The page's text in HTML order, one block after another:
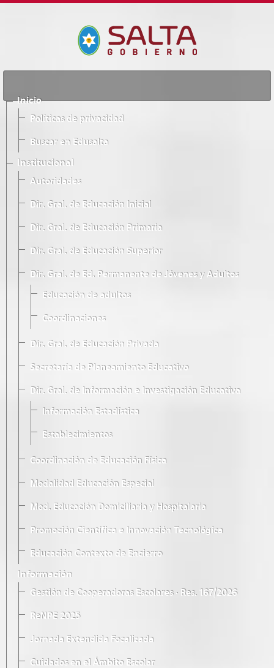
Inicio
Políticas de privacidad
Buscar en Edusalta
Institucional
Autoridades
Dir. Gral. de Educación Inicial
Dir. Gral. de Educación Primaria
Dir. Gral. de Educación Superior
Dir. Gral. de Ed. Permanente de Jóvenes y Adultos
Educación de adultos
Coordinaciones
Dir. Gral. de Educación Privada
Secretaría de Planeamiento Educativo
Dir. Gral. de Información e Investigación Educativa
Información Estadística
Establecimientos
Coordinación de Educación Física
Modalidad Educación Especial
Mod. Educación Domiciliaria y Hospitalaria
Promoción Científica e Innovación Tecnológica
Educación Contexto de Encierro
Información
Gestión de Cooperadoras Escolares · Res. 167/2026
ReNPE 2025
Jornada Extendida Focalizada
Cuidados en el Ámbito Escolar